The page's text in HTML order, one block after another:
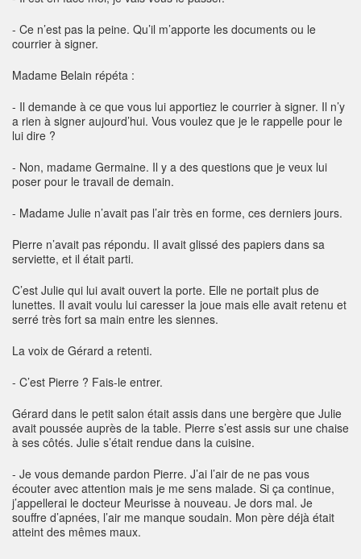
- Ce n’est pas la peine. Qu’il m’apporte les documents ou le
courrier à signer.
Madame Belain répéta :
- Il demande à ce que vous lui apportiez le courrier à signer. Il n’y
a rien à signer aujourd’hui. Vous voulez que je le rappelle pour le
lui dire ?
- Non, madame Germaine. Il y a des questions que je veux lui
poser pour le travail de demain.
- Madame Julie n’avait pas l’air très en forme, ces derniers jours.
Pierre n’avait pas répondu. Il avait glissé des papiers dans sa
serviette, et il était parti.
C’est Julie qui lui avait ouvert la porte. Elle ne portait plus de
lunettes. Il avait voulu lui caresser la joue mais elle avait retenu et
serré très fort sa main entre les siennes.
La voix de Gérard a retenti.
- C’est Pierre ? Fais-le entrer.
Gérard dans le petit salon était assis dans une bergère que Julie
avait poussée auprès de la table. Pierre s’est assis sur une chaise
à ses côtés. Julie s’était rendue dans la cuisine.
- Je vous demande pardon Pierre. J’ai l’air de ne pas vous
écouter avec attention mais je me sens malade. Si ça continue,
j’appellerai le docteur Meurisse à nouveau. Je dors mal. Je
souffre d’apnées, l’air me manque soudain. Mon père déjà était
atteint des mêmes maux.